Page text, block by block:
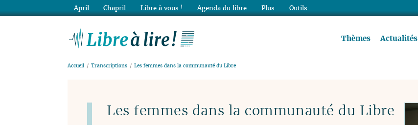
Thèmes Actualités
Accueil Transcriptions Les femmes dans la communauté du Libre
Les femmes dans la communauté du Libre
April Chapril Libre à vous ! Agenda du libre Plus Outils